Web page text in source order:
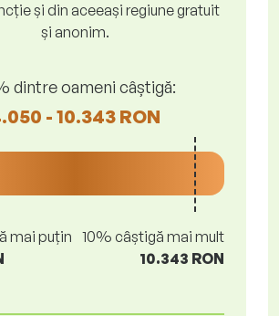
și din aceeași regiune gratuit
și anonim.
dintre oameni câștigă:
- 10.343 RON
mai puțin 10% câștigă mai mult
10.343 RON